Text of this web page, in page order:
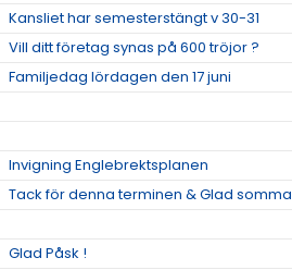
Kansliet har semesterstängt v 30-31
Vill ditt företag synas på 600 tröjor ?
Familjedag lördagen den 17 juni
Invigning Englebrektsplanen
Tack för denna terminen & Glad
Glad Påsk !